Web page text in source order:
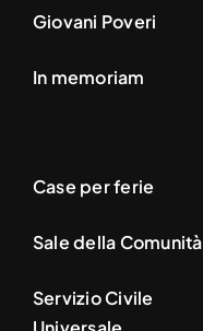
Giovani Poveri
In memoriam
Case per ferie
Sale della Comunità
Servizio Civile